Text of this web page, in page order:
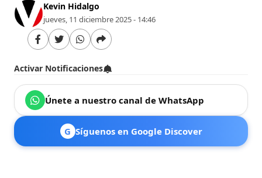
Kevin Hidalgo
jueves, 11 diciembre 2025 - 14:46
Activar Notificaciones
Únete a nuestro canal de WhatsApp
G Síguenos en Google Discover